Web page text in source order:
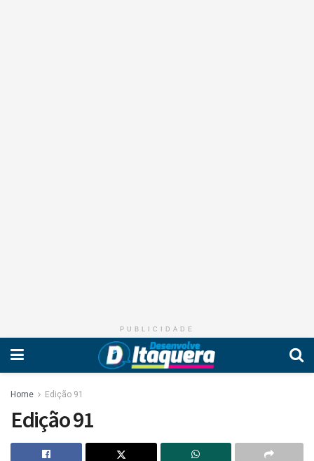
PUBLICIDADE
Home Edição 91
Edição 91